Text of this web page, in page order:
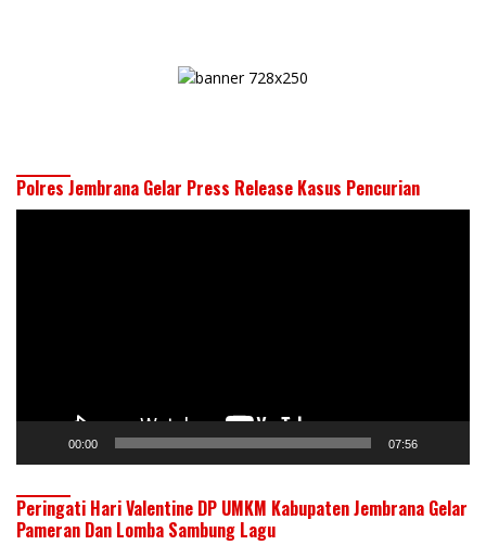
Polres Jembrana Gelar Press Release Kasus Pencurian
00:00 07:56
Peringati Hari Valentine DP UMKM Kabupaten Jembrana Gelar
Pameran Dan Lomba Sambung Lagu